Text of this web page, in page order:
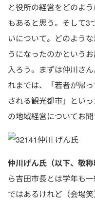
と役所の経営をどのよ
もあると思う。そして3
いについて。どのよう
うになったのかという
入ろう。まずは仲川さ
れまでは、「若者が帰
される観光都市」とい
の地域経営についてお聞
仲川 げん氏
仲川げん氏（以下、敬称
ら吉田市長とは学年も
ではあるけれど（会場